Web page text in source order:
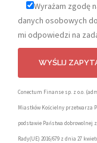
Wyrażam zgodę
danych osobowych
mi odpowiedzi na
Conectum Finanse sp. z o.o.
Miastków Kościelny przetwarza
podstawie Państwa dobrowolnej
Rady(UE) 2016/679 z dnia 27